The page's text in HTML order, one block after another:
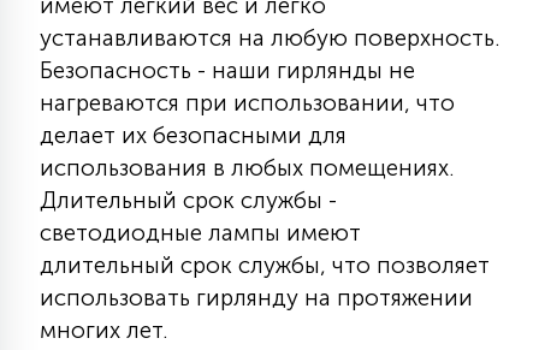
УПРАВЛЕНИЕ СВЕТОМ
КОМПЛЕКТУЮЩИЕ
СТЕКЛЯННЫЕ
ПОДВЕСНЫЕ
устанавливаются на любую поверхность.
Безопасность - наши гирлянды не
нагреваются при использовании, что
делает их безопасными для
использования в любых помещениях.
Длительный срок службы -
светодиодные лампы имеют
длительный срок службы, что позволяет
использовать гирлянду на протяжении
многих лет.